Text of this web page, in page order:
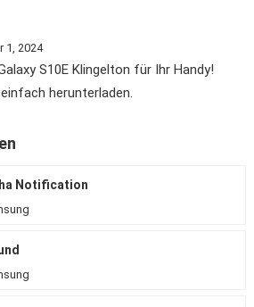
1, 2024
S10E Klingelton für Ihr Handy!
herunterladen.
Notification